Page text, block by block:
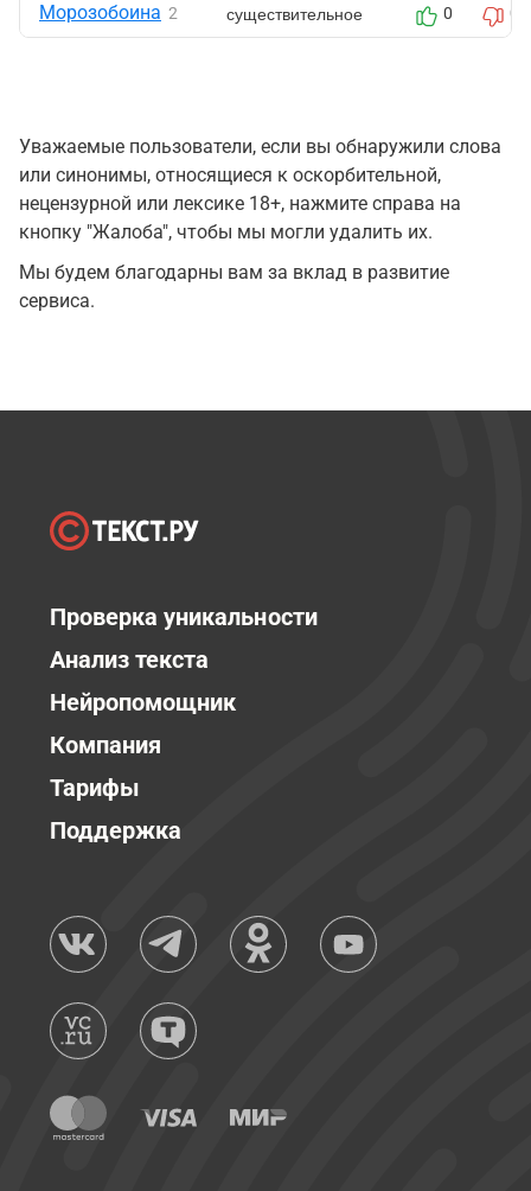
Морозобоина 2 существительное 0 0
Уважаемые пользователи, если вы обнаружили слова
или синонимы, относящиеся к оскорбительной,
нецензурной или лексике 18+, нажмите справа на
кнопку "Жалоба", чтобы мы могли удалить их.
Мы будем благодарны вам за вклад в развитие
сервиса.
Проверка уникальности
Анализ текста
Нейропомощник
Компания
Тарифы
Поддержка